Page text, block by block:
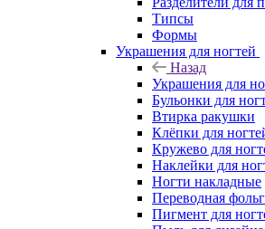
Типсы
Формы
Украшения для ногтей
Назад
Украшения для
Бульонки для
Втирка ракушки
Клёпки для
Кружево для
Наклейки для
Ногти накладные
Переводная
Пигмент для